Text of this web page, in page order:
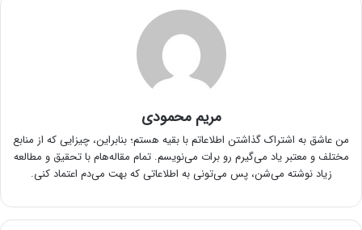
مریم محمودی
من عاشق به اشتراک گذاشتن اطلاعاتم با بقیه هستم؛ بنابراین، چیزایی که از منابع
مختلف و معتبر یاد می‌گیرم رو برات می‌نویسم. تمام مقاله‌هام با تحقیق و مطالعه
زیاد نوشته می‌شن، پس می‌تونی به اطلاعاتی که بهت می‌دم اعتماد کنی.